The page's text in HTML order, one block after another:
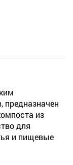
предназначен
из
для
и пищевые